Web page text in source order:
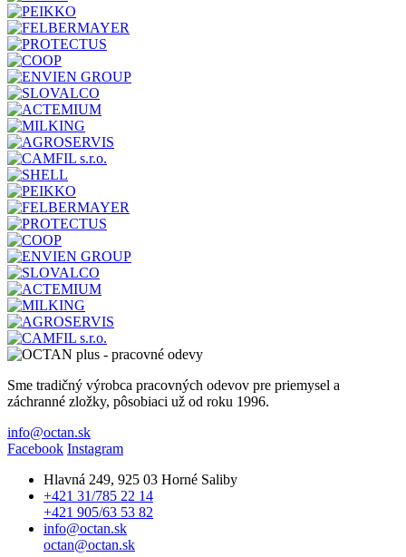
Sme tradičný výrobca pracovných odevov pre priemysel a
záchranné zložky, pôsobiaci už od roku 1996.
info@octan.sk
Facebook Instagram
Hlavná 249, 925 03 Horné Saliby
+421 31/785 22 14
+421 905/63 53 82
info@octan.sk
octan@octan.sk